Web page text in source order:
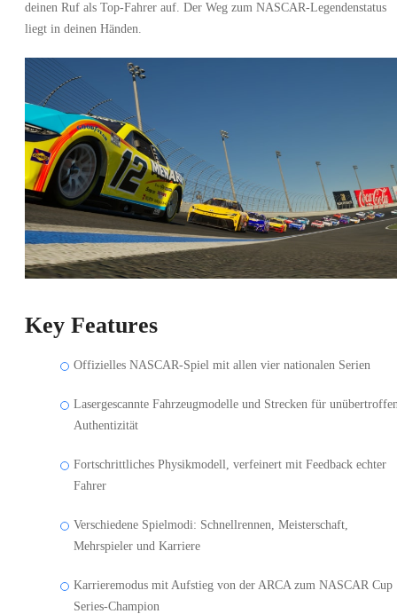
deinen Ruf als Top-Fahrer auf. Der Weg zum NASCAR-Legendenstatus
liegt in deinen Händen.
Key Features
Offizielles NASCAR-Spiel mit allen vier nationalen Serien
Lasergescannte Fahrzeugmodelle und Strecken für
Authentizität
Fortschrittliches Physikmodell, verfeinert mit Feedback echter
Fahrer
Verschiedene Spielmodi: Schnellrennen, Meisterschaft,
Mehrspieler und Karriere
Karrieremodus mit Aufstieg von der ARCA zum NASCAR Cup
Series-Champion